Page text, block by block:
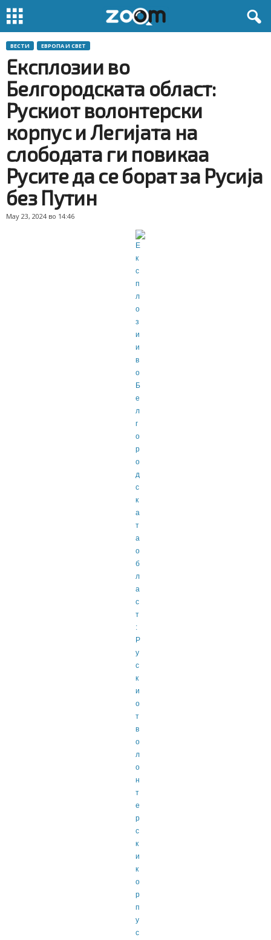
ВЕСТИ ЕВРОПА И СВЕТ
Експлозии во
Белгородската област:
Рускиот волонтерски
корпус и Легијата на
слободата ги повикаа
Русите да се борат за Русија
без Путин
May 23, 2024 во 14:46